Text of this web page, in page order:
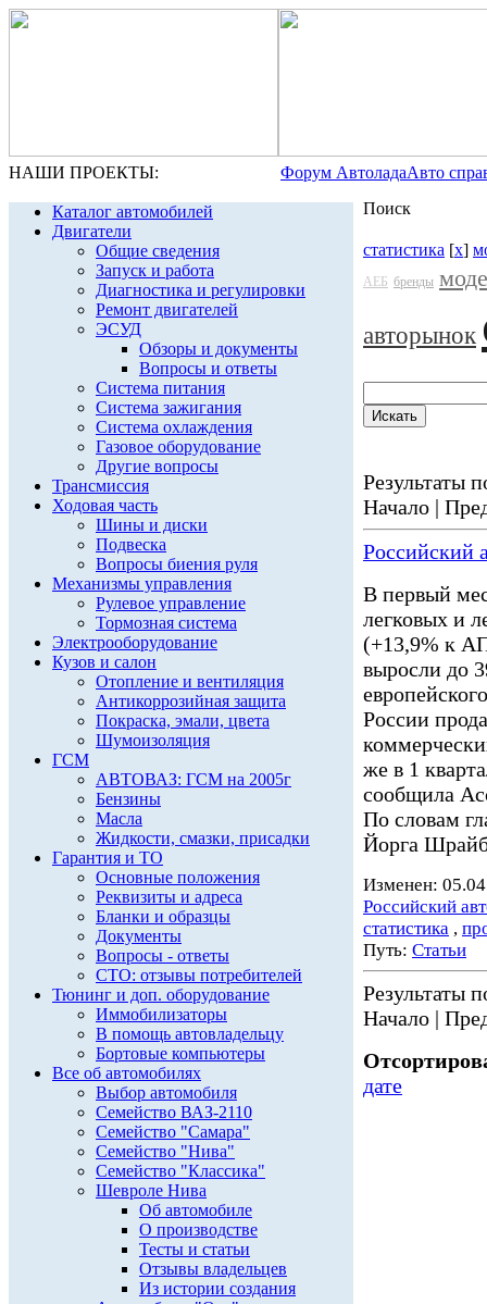
НАШИ ПРОЕКТЫ: Форум АвтоладаАвто
Каталог автомобилей
Двигатели
Общие сведения
Запуск и работа
Диагностика и регулировки
Ремонт двигателей
ЭСУД
Обзоры и документы
Вопросы и ответы
Система питания
Система зажигания
Система охлаждения
Газовое оборудование
Другие вопросы
Трансмиссия
Ходовая часть
Шины и диски
Подвеска
Вопросы биения руля
Механизмы управления
Рулевое управление
Тормозная система
Электрооборудование
Кузов и салон
Отопление и вентиляция
Антикоррозийная защита
Покраска, эмали, цвета
Шумоизоляция
ГСМ
АВТОВАЗ: ГСМ на 2005г
Бензины
Масла
Жидкости, смазки, присадки
Гарантия и ТО
Основные положения
Реквизиты и адреса
Бланки и образцы
Документы
Вопросы - ответы
СТО: отзывы потребителей
Тюнинг и доп. оборудование
Иммобилизаторы
В помощь автовладельцу
Бортовые компьютеры
Все об автомобилях
Выбор автомобиля
Семейство ВАЗ-2110
Семейство "Самара"
Семейство "Нива"
Семейство "Классика"
Шевроле Нива
Об автомобиле
О производстве
Тесты и статьи
Отзывы владельцев
Из истории создания
Поиск
статистика [x]
АЕБ бренды
авторынок
Результаты
Начало |
Российский
В первый
легковых и
(+13,9% к
выросли до
России
же в 1
сообщила
По словам
Йорга
Изменен:
Российский
статистика ,
Путь: Статьи
Результаты
Начало |
дате